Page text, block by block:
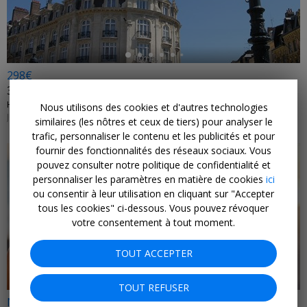
298€
3 jours iconiques à Lille, au lieu de 560€
HÔTEL CARLTON LILLE • LILLE
JUILLET, AOÛT, OCTOBRE, NOVEMBRE 2026
Notre sélection
Nous utilisons des cookies et d'autres technologies
similaires (les nôtres et ceux de tiers) pour analyser le
trafic, personnaliser le contenu et les publicités et pour
fournir des fonctionnalités des réseaux sociaux. Vous
pouvez consulter notre politique de confidentialité et
personnaliser les paramètres en matière de cookies ici
ou consentir à leur utilisation en cliquant sur "Accepter
tous les cookies" ci-dessous. Vous pouvez révoquer
votre consentement à tout moment.
TOUT ACCEPTER
TOUT REFUSER